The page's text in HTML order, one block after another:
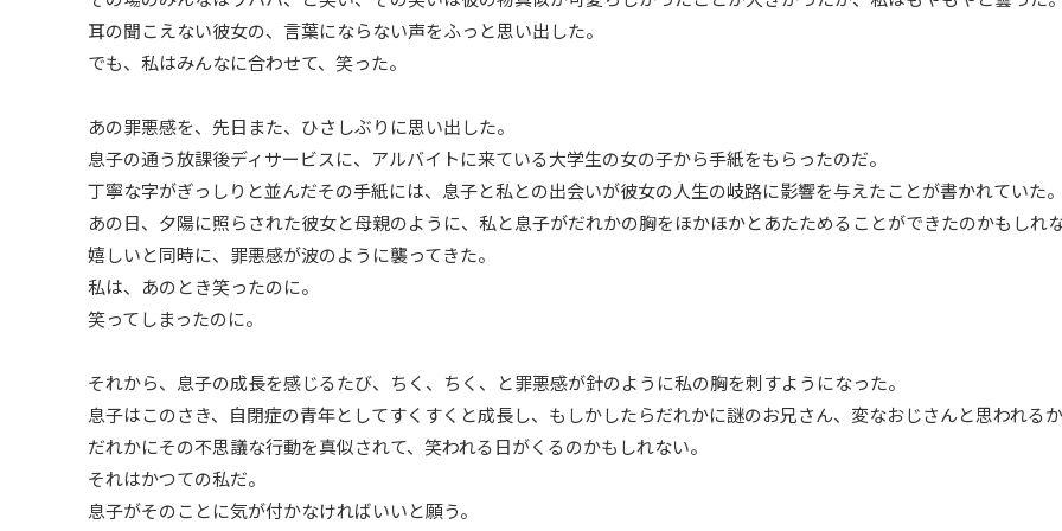
耳の聞こえない彼女の、言葉にならない声をふっと思い出した。
でも、私はみんなに合わせて、笑った。
あの罪悪感を、先日また、ひさしぶりに思い出した。
息子の通う放課後ディサービスに、アルバイトに来ている大学生の女の子から手紙をもらったのだ。
丁寧な字がぎっしりと並んだその手紙には、息子と私との出会いが彼女の人生の岐路に影響を与えたことが書かれていた。
あの日、夕陽に照らされた彼女と母親のように、私と息子がだれかの胸をほかほかとあたためることができたのかもしれな
嬉しいと同時に、罪悪感が波のように襲ってきた。
私は、あのとき笑ったのに。
笑ってしまったのに。
それから、息子の成長を感じるたび、ちく、ちく、と罪悪感が針のように私の胸を刺すようになった。
息子はこのさき、自閉症の青年としてすくすくと成長し、もしかしたらだれかに謎のお兄さん、変なおじさんと思われるか
だれかにその不思議な行動を真似されて、笑われる日がくるのかもしれない。
それはかつての私だ。
息子がそのことに気が付かなければいいと願う。